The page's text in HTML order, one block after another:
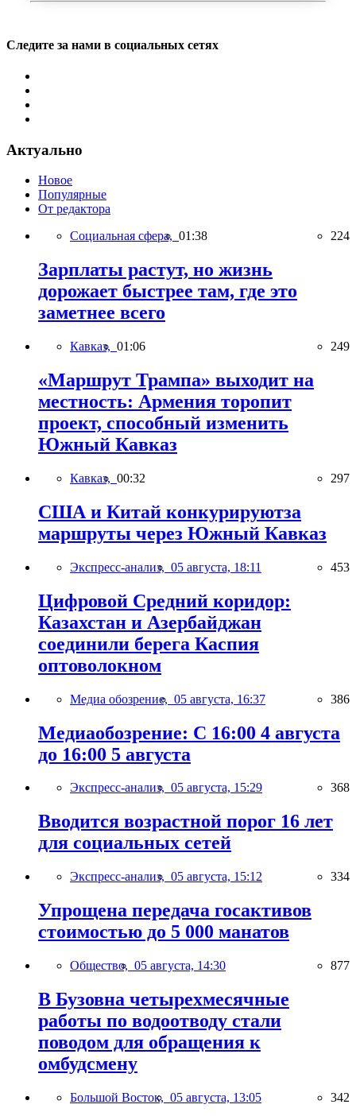
Следите за нами в социальных сетях
Актуально
Новое
Популярные
От редактора
Социальная сфера, 01:38 224
Зарплаты растут, но жизнь
дорожает быстрее там, где это
заметнее всего
Кавказ, 01:06 249
«Маршрут Трампа» выходит на
местность: Армения торопит
проект, способный изменить
Южный Кавказ
Кавказ, 00:32 297
США и Китай конкурируютза
маршруты через Южный Кавказ
Экспресс-анализ, 05 августа, 18:11 453
Цифровой Средний коридор:
Казахстан и Азербайджан
соединили берега Каспия
оптоволокном
Медиа обозрение, 05 августа, 16:37 386
Медиаобозрение: С 16:00 4 августа
до 16:00 5 августа
Экспресс-анализ, 05 августа, 15:29 368
Вводится возрастной порог 16 лет
для социальных сетей
Экспресс-анализ, 05 августа, 15:12 334
Упрощена передача госактивов
стоимостью до 5 000 манатов
Общество, 05 августа, 14:30 877
В Бузовна четырехмесячные
работы по водоотводу стали
поводом для обращения к
омбудсмену
Большой Восток, 05 августа, 13:05 342